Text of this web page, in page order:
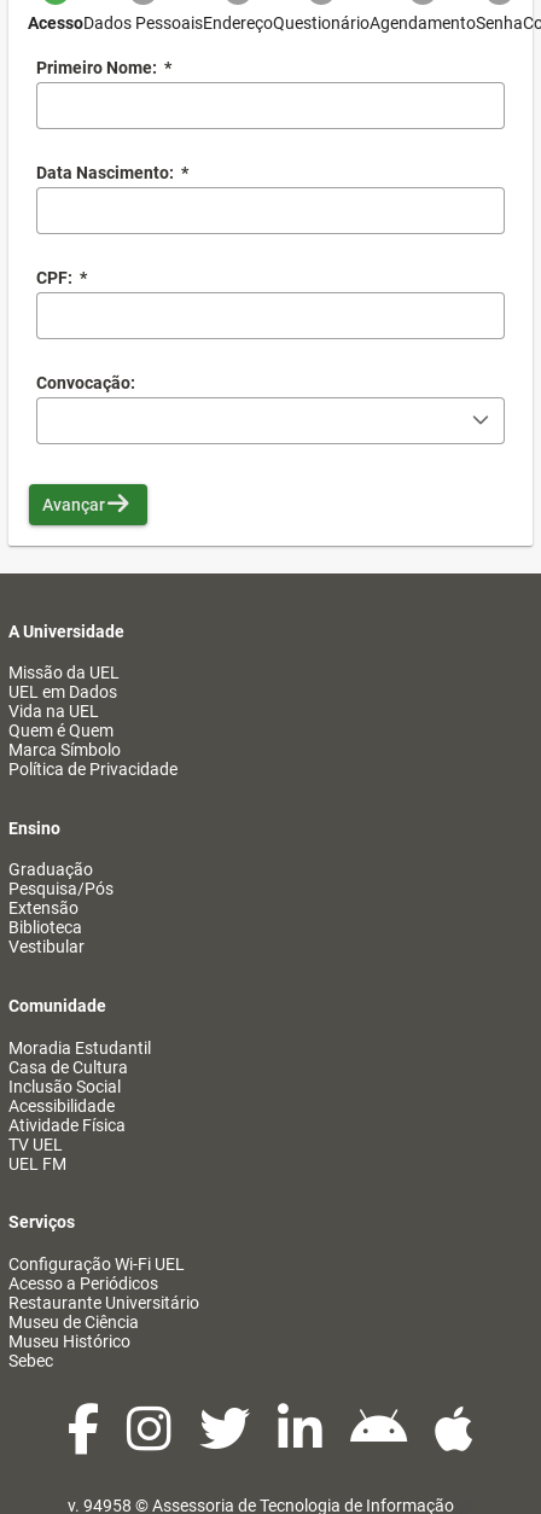
AcessoDados PessoaisEndereçoQuestionárioAgendamentoSenha
Primeiro Nome: *
Data Nascimento: *
CPF: *
Convocação:
Avançar
A Universidade
Missão da UEL
UEL em Dados
Vida na UEL
Quem é Quem
Marca Símbolo
Política de Privacidade
Ensino
Graduação
Pesquisa/Pós
Extensão
Biblioteca
Vestibular
Comunidade
Moradia Estudantil
Casa de Cultura
Inclusão Social
Acessibilidade
Atividade Física
TV UEL
UEL FM
Serviços
Configuração Wi-Fi UEL
Acesso a Periódicos
Restaurante Universitário
Museu de Ciência
Museu Histórico
Sebec
v. 94958 ©Assessoria de Tecnologia de Informação